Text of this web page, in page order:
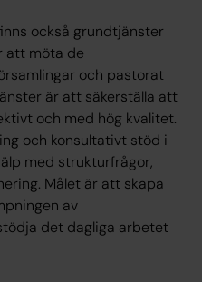
också grundtjänster
att möta de
och pastorat
är att säkerställa att
och med hög kvalitet.
och konsultativt stöd i
med strukturfrågor,
Målet är att skapa
av
det dagliga arbetet